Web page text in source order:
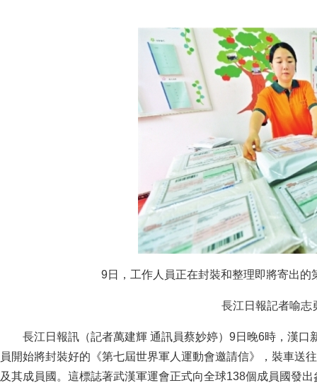
9日，工作人員正在封裝和整理即將寄出的
長江日報記者喻志
長江日報訊（記者萬建輝 通訊員蔡妙婷）9日晚6時，漢口
員開始將封裝好的《第七屆世界軍人運動會邀請信》，裝車送
及其成員國。這標誌著武漢軍運會正式向全球138個成員國發出